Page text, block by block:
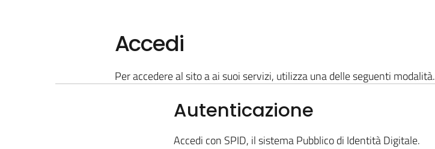
Accedi
Per accedere al sito a ai suoi servizi, utilizza una delle seguenti modalità.
Autenticazione
Accedi con SPID, il sistema Pubblico di Identità Digitale.